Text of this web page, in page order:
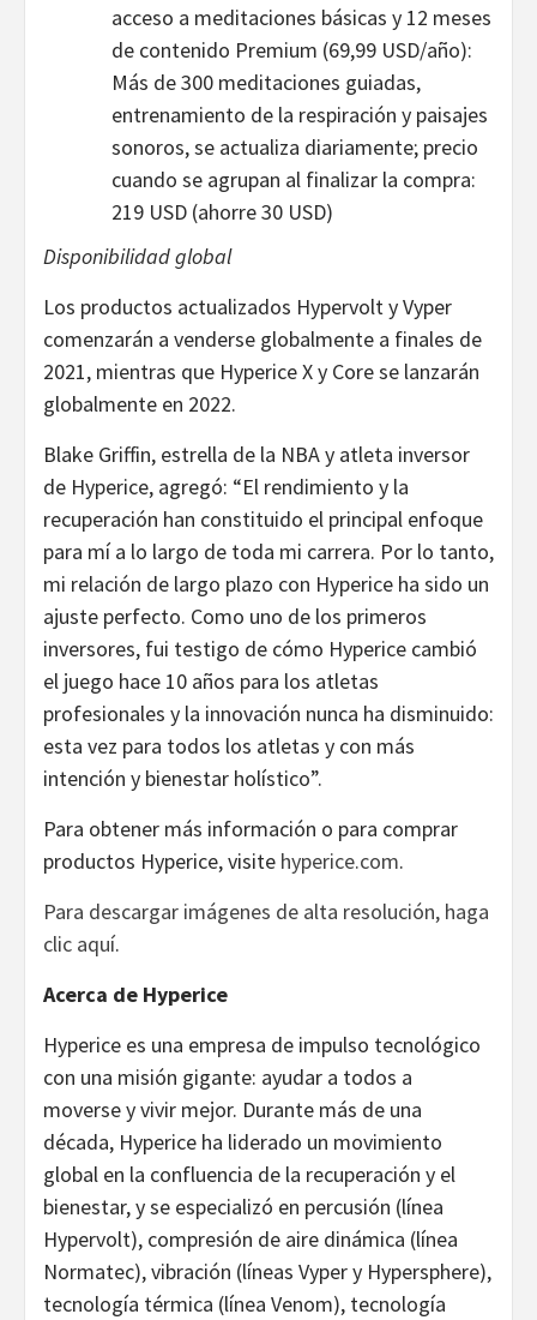
acceso a meditaciones básicas y 12 meses
de contenido Premium (69,99 USD/año):
Más de 300 meditaciones guiadas,
entrenamiento de la respiración y paisajes
sonoros, se actualiza diariamente; precio
cuando se agrupan al finalizar la compra:
219 USD (ahorre 30 USD)
Disponibilidad global
Los productos actualizados Hypervolt y Vyper
comenzarán a venderse globalmente a finales de
2021, mientras que Hyperice X y Core se lanzarán
globalmente en 2022.
Blake Griffin, estrella de la NBA y atleta inversor
de Hyperice, agregó: “El rendimiento y la
recuperación han constituido el principal enfoque
para mí a lo largo de toda mi carrera. Por lo tanto,
mi relación de largo plazo con Hyperice ha sido un
ajuste perfecto. Como uno de los primeros
inversores, fui testigo de cómo Hyperice cambió
el juego hace 10 años para los atletas
profesionales y la innovación nunca ha disminuido:
esta vez para todos los atletas y con más
intención y bienestar holístico”.
Para obtener más información o para comprar
productos Hyperice, visite hyperice.com.
Para descargar imágenes de alta resolución, haga
clic aquí.
Acerca de Hyperice
Hyperice es una empresa de impulso tecnológico
con una misión gigante: ayudar a todos a
moverse y vivir mejor. Durante más de una
década, Hyperice ha liderado un movimiento
global en la confluencia de la recuperación y el
bienestar, y se especializó en percusión (línea
Hypervolt), compresión de aire dinámica (línea
Normatec), vibración (líneas Vyper y Hypersphere),
tecnología térmica (línea Venom), tecnología